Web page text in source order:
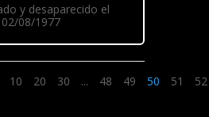
y desaparecido el
02/08/1977
10 20 30 ... 48 49 50 51 52